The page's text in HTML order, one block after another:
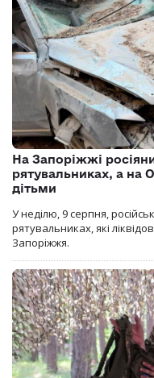
На Запоріжжі
рятувальниках, а на
дітьми
У неділю, 9 серпня,
рятувальниках, які
Запоріжжя.